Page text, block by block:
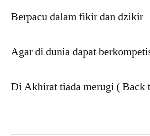
Berpacu dalam fikir dan dzikir
Agar di dunia dapat
Di Akhirat tiada merugi ( Back